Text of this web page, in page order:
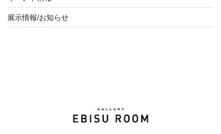
展示情報/お知らせ